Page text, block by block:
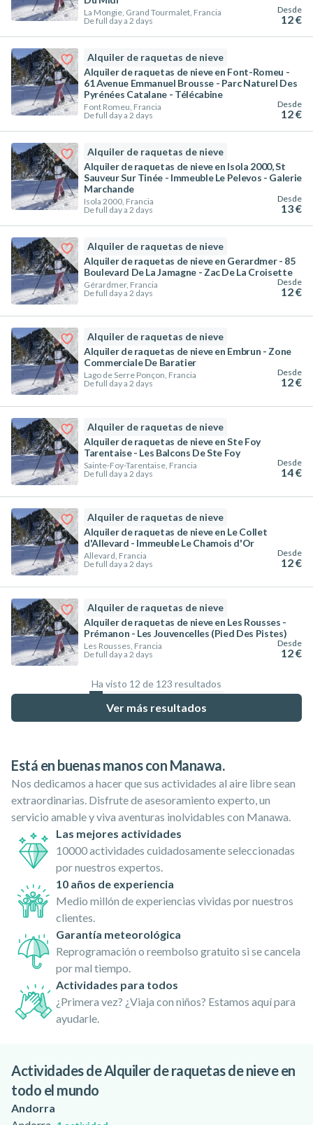
La Mongie, Grand Tourmalet, Francia
De full day a 2 days
Desde
12 €
Alquiler de raquetas de nieve
Alquiler de raquetas de nieve en Font-Romeu -
61 Avenue Emmanuel Brousse - Parc Naturel Des
Pyrénées Catalane - Télécabine
Font Romeu, Francia
De full day a 2 days
Desde
12 €
Alquiler de raquetas de nieve
Alquiler de raquetas de nieve en Isola 2000, St
Sauveur Sur Tinée - Immeuble Le Pelevos - Galerie
Marchande
Isola 2000, Francia
De full day a 2 days
Desde
13 €
Alquiler de raquetas de nieve
Alquiler de raquetas de nieve en Gerardmer - 85
Boulevard De La Jamagne - Zac De La Croisette
Gérardmer, Francia
De full day a 2 days
Desde
12 €
Alquiler de raquetas de nieve
Alquiler de raquetas de nieve en Embrun - Zone
Commerciale De Baratier
Lago de Serre Ponçon, Francia
De full day a 2 days
Desde
12 €
Alquiler de raquetas de nieve
Alquiler de raquetas de nieve en Ste Foy
Tarentaise - Les Balcons De Ste Foy
Sainte-Foy-Tarentaise, Francia
De full day a 2 days
Desde
14 €
Alquiler de raquetas de nieve
Alquiler de raquetas de nieve en Le Collet
d'Allevard - Immeuble Le Chamois d'Or
Allevard, Francia
De full day a 2 days
Desde
12 €
Alquiler de raquetas de nieve
Alquiler de raquetas de nieve en Les Rousses -
Prémanon - Les Jouvencelles (Pied Des Pistes)
Les Rousses, Francia
De full day a 2 days
Desde
12 €
Ha visto 12 de 123 resultados
%
Ver más resultados
Está en buenas manos con Manawa.
Nos dedicamos a hacer que sus actividades al aire libre sean
extraordinarias. Disfrute de asesoramiento experto, un
servicio amable y viva aventuras inolvidables con Manawa.
Las mejores actividades
10000 actividades cuidadosamente seleccionadas
por nuestros expertos.
10 años de experiencia
Medio millón de experiencias vividas por nuestros
clientes.
Garantía meteorológica
Reprogramación o reembolso gratuito si se cancela
por mal tiempo.
Actividades para todos
¿Primera vez? ¿Viaja con niños? Estamos aquí para
ayudarle.
Actividades de Alquiler de raquetas de nieve en
todo el mundo
Andorra